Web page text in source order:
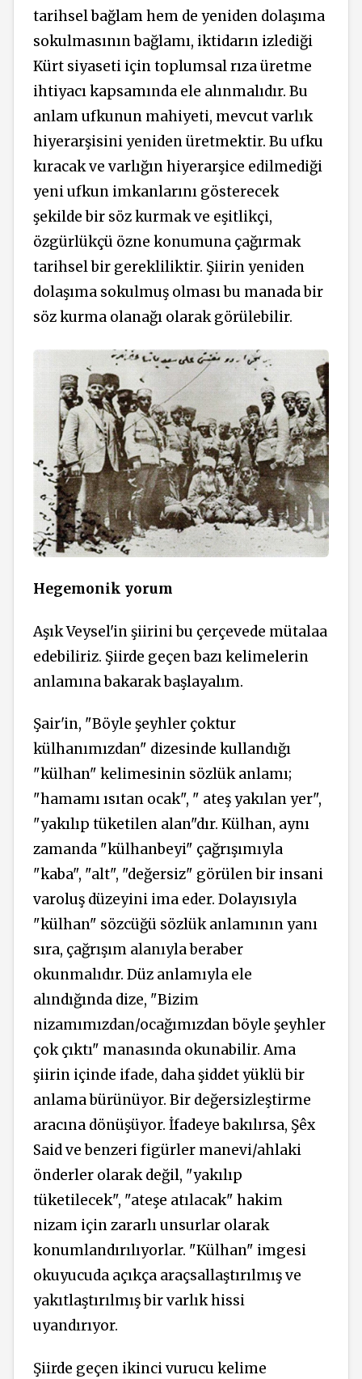
tarihsel bağlam hem de yeniden dolaşıma
sokulmasının bağlamı, iktidarın izlediği
Kürt siyaseti için toplumsal rıza üretme
ihtiyacı kapsamında ele alınmalıdır. Bu
anlam ufkunun mahiyeti, mevcut varlık
hiyerarşisini yeniden üretmektir. Bu ufku
kıracak ve varlığın hiyerarşice edilmediği
yeni ufkun imkanlarını gösterecek
şekilde bir söz kurmak ve eşitlikçi,
özgürlükçü özne konumuna çağırmak
tarihsel bir gerekliliktir. Şiirin yeniden
dolaşıma sokulmuş olması bu manada bir
söz kurma olanağı olarak görülebilir.
Hegemonik yorum
Aşık Veysel'in şiirini bu çerçevede mütalaa
edebiliriz. Şiirde geçen bazı kelimelerin
anlamına bakarak başlayalım.
Şair'in, "Böyle şeyhler çoktur
külhanımızdan" dizesinde kullandığı
"külhan" kelimesinin sözlük anlamı;
"hamamı ısıtan ocak", " ateş yakılan yer",
"yakılıp tüketilen alan"dır. Külhan, aynı
zamanda "külhanbeyi" çağrışımıyla
"kaba", "alt", "değersiz" görülen bir insani
varoluş düzeyini ima eder. Dolayısıyla
"külhan" sözcüğü sözlük anlamının yanı
sıra, çağrışım alanıyla beraber
okunmalıdır. Düz anlamıyla ele
alındığında dize, "Bizim
nizamımızdan/ocağımızdan böyle şeyhler
çok çıktı" manasında okunabilir. Ama
şiirin içinde ifade, daha şiddet yüklü bir
anlama bürünüyor. Bir değersizleştirme
aracına dönüşüyor. İfadeye bakılırsa, Şêx
Said ve benzeri figürler manevi/ahlaki
önderler olarak değil, "yakılıp
tüketilecek", "ateşe atılacak" hakim
nizam için zararlı unsurlar olarak
konumlandırılıyorlar. "Külhan" imgesi
okuyucuda açıkça araçsallaştırılmış ve
yakıtlaştırılmış bir varlık hissi
uyandırıyor.
Şiirde geçen ikinci vurucu kelime